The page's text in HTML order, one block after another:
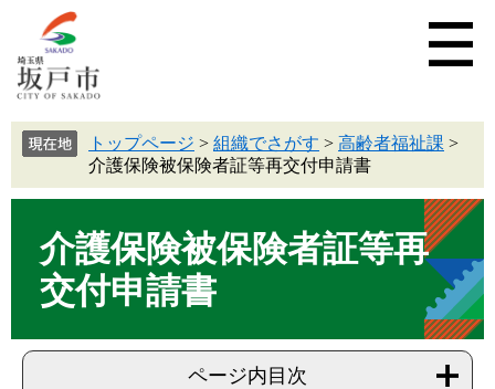
トップページ > 組織でさがす > 高齢者福祉課 >
介護保険被保険者証等再交付申請書
介護保険被保険者証等再
交付申請書
ページ内目次